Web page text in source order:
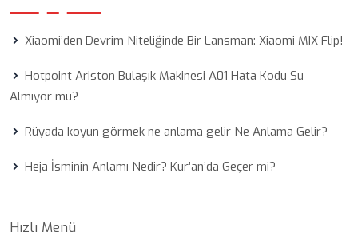
Xiaomi’den Devrim Niteliğinde Bir Lansman: Xiaomi MIX Flip!
Hotpoint Ariston Bulaşık Makinesi A01 Hata Kodu Su
Almıyor mu?
Rüyada koyun görmek ne anlama gelir Ne Anlama Gelir?
Heja İsminin Anlamı Nedir? Kur’an’da Geçer mi?
Hızlı Menü